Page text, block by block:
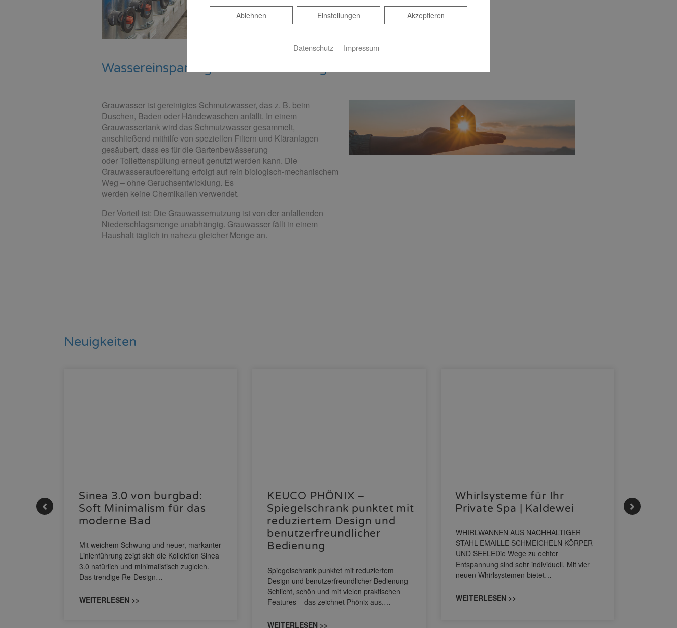
Wassereinsparung durch die Nutzung von Grauwasser
Grauwasser ist gereinigtes Schmutzwasser, das z. B. beim
Duschen, Baden oder Händewaschen anfällt. In einem
Grauwassertank wird das Schmutzwasser gesammelt,
anschließend mithilfe von speziellen Filtern und Kläranlagen
gesäubert, dass es für die Gartenbewässerung
oder Toilettenspülung erneut genutzt werden kann. Die
Grauwasseraufbereitung erfolgt auf rein biologisch-mechanischem
Weg – ohne Geruchsentwicklung. Es
werden keine Chemikalien verwendet.
Der Vorteil ist: Die Grauwassernutzung ist von der anfallenden
Niederschlagsmenge unabhängig. Grauwasser fällt in einem
Haushalt täglich in nahezu gleicher Menge an.
Neuigkeiten
Sinea 3.0 von burgbad:
Soft Minimalism für das
moderne Bad
Mit weichem Schwung und neuer, markanter
Linienführung zeigt sich die Kollektion Sinea
3.0 natürlich und minimalistisch zugleich.
Das trendige Re-Design…
WEITERLESEN >>
KEUCO PHÖNIX –
Spiegelschrank punktet mit
reduziertem Design und
benutzerfreundlicher
Bedienung
Spiegelschrank punktet mit reduziertem
Design und benutzerfreundlicher Bedienung
Schlicht, schön und mit vielen praktischen
Features – das zeichnet Phönix aus.…
WEITERLESEN >>
Whirlsysteme für Ihr
Private Spa | Kaldewei
WHIRLWANNEN AUS NACHHALTIGER
STAHL-EMAILLE SCHMEICHELN KÖRPER
UND SEELEDie Wege zu echter
Entspannung sind sehr individuell. Mit vier
neuen Whirlsystemen bietet…
WEITERLESEN >>
Akzeptieren
Einstellungen
Ablehnen
Ablehnen
Datenschutz Impressum